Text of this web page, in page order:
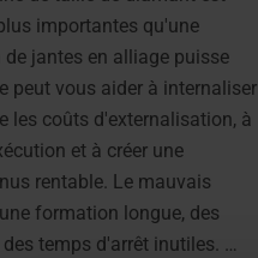
importantes qu'une
jantes en alliage puisse
peut vous aider à internaliser
les coûts d'externalisation, à
et à créer une
rentable. Le mauvais
formation longue, des
temps d'arrêt inutiles. …